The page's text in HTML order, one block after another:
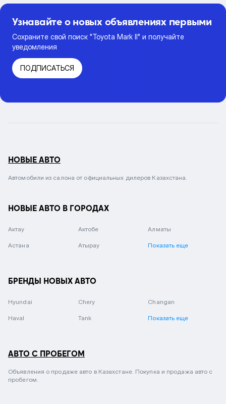
Узнавайте о новых объявлениях первыми
Сохраните свой поиск "Toyota Mark II" и получайте
уведомления
ПОДПИСАТЬСЯ
НОВЫЕ АВТО
Автомобили из салона от официальных дилеров Казахстана.
НОВЫЕ АВТО В ГОРОДАХ
Актау Актобе Алматы
Астана Атырау Показать еще
БРЕНДЫ НОВЫХ АВТО
Hyundai Chery Changan
Haval Tank Показать еще
АВТО С ПРОБЕГОМ
Объявления о продаже авто в Казахстане. Покупка и продажа авто с
пробегом.